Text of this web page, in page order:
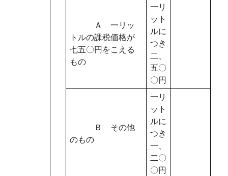
Ａ 一リッ
トルの課税価格が
七五〇円をこえる
もの
一リ
ット
ルに
つき
二、
五〇
〇円
Ｂ その他
のもの
一リ
ット
ルに
つき
一、
二〇
〇円